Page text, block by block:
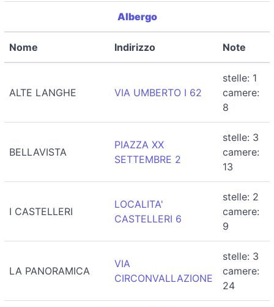
Albergo
Nome Indirizzo Note
ALTE LANGHE VIA UMBERTO I 62
stelle: 1
camere:
8
BELLAVISTA
PIAZZA XX
SETTEMBRE 2
stelle: 3
camere:
13
I CASTELLERI
LOCALITA'
CASTELLERI 6
stelle: 2
camere:
9
LA PANORAMICA
VIA
CIRCONVALLAZIONE
stelle: 3
camere:
24